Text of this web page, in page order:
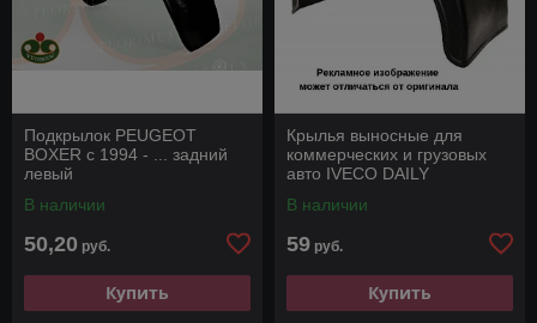
Подкрылок PEUGEOT
BOXER с 1994 - ... задний
левый
В наличии
50,20 руб.
Купить
Крылья выносные для
коммерческих и грузовых
авто IVECO DAILY
В наличии
59 руб.
Купить